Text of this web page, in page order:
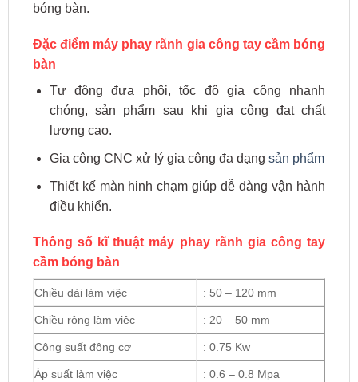
bóng bàn.
Đặc điểm máy phay rãnh gia công tay cầm bóng
bàn
Tự động đưa phôi, tốc độ gia công nhanh
chóng, sản phẩm sau khi gia công đạt chất
lượng cao.
Gia công CNC xử lý gia công đa dạng sản phẩm
Thiết kế màn hinh chạm giúp dễ dàng vận hành
điều khiển.
Thông số kĩ thuật máy phay rãnh gia công tay
cầm bóng bàn
Chiều dài làm việc : 50 – 120 mm
Chiều rộng làm việc : 20 – 50 mm
Công suất động cơ : 0.75 Kw
Áp suất làm việc : 0.6 – 0.8 Mpa